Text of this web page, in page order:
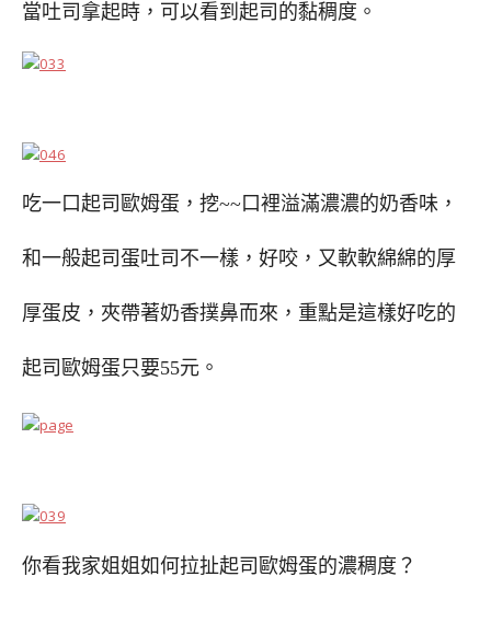
當吐司拿起時，可以看到起司的黏稠度。
吃一口起司歐姆蛋，挖~~口裡溢滿濃濃的奶香味，
和一般起司蛋吐司不一樣，好咬，又軟軟綿綿的厚
厚蛋皮，夾帶著奶香撲鼻而來，重點是這樣好吃的
起司歐姆蛋只要55元。
你看我家姐姐如何拉扯起司歐姆蛋的濃稠度？